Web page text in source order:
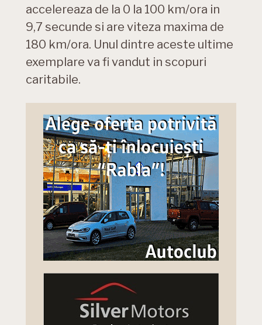
accelereaza de la 0 la 100 km/ora in
9,7 secunde si are viteza maxima de
180 km/ora. Unul dintre aceste ultime
exemplare va fi vandut in scopuri
caritabile.